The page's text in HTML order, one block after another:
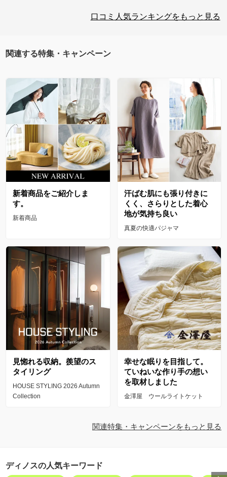
口コミ人気ランキングをもっと見る
関連する特集・キャンペーン
新着商品をご紹介しま
す。
新着商品
汗ばむ肌にも張り付きに
くく、さらりとした着心
地が気持ち良い
真夏の快適パジャマ
見惚れる収納。羨望のス
タイリング
HOUSE STYLING 2026 Autumn
Collection
幸せな眠りを目指して。
ていねいな作り手の想い
を取材しました
金澤屋 ウールライトケット
関連特集・キャンペーンをもっと見る
ディノスの人気キーワード